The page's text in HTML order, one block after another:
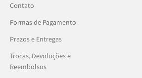
Contato
Formas de Pagamento
Prazos e Entregas
Trocas, Devoluções e
Reembolsos